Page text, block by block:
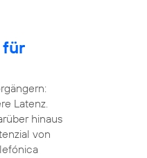
für
Latenz.
hinaus
von